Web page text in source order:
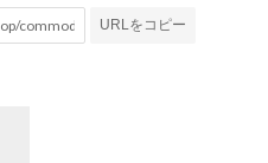
URLをコピー